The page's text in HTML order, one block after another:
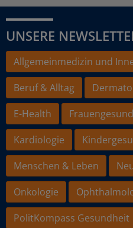
UNSERE
Allgemeinmedizin und
Beruf & Alltag
E-Health
Kardiologie
Menschen & Leben
Onkologie
PolitKompass Gesundheit